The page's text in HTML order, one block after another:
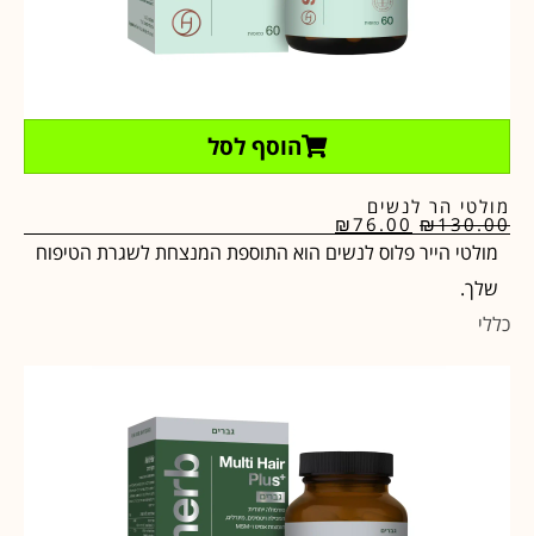
הוסף לסל
מולטי הר לנשים
₪130.00
₪76.00
מולטי הייר פלוס לנשים הוא התוספת המנצחת לשגרת הטיפוח
שלך.
כללי